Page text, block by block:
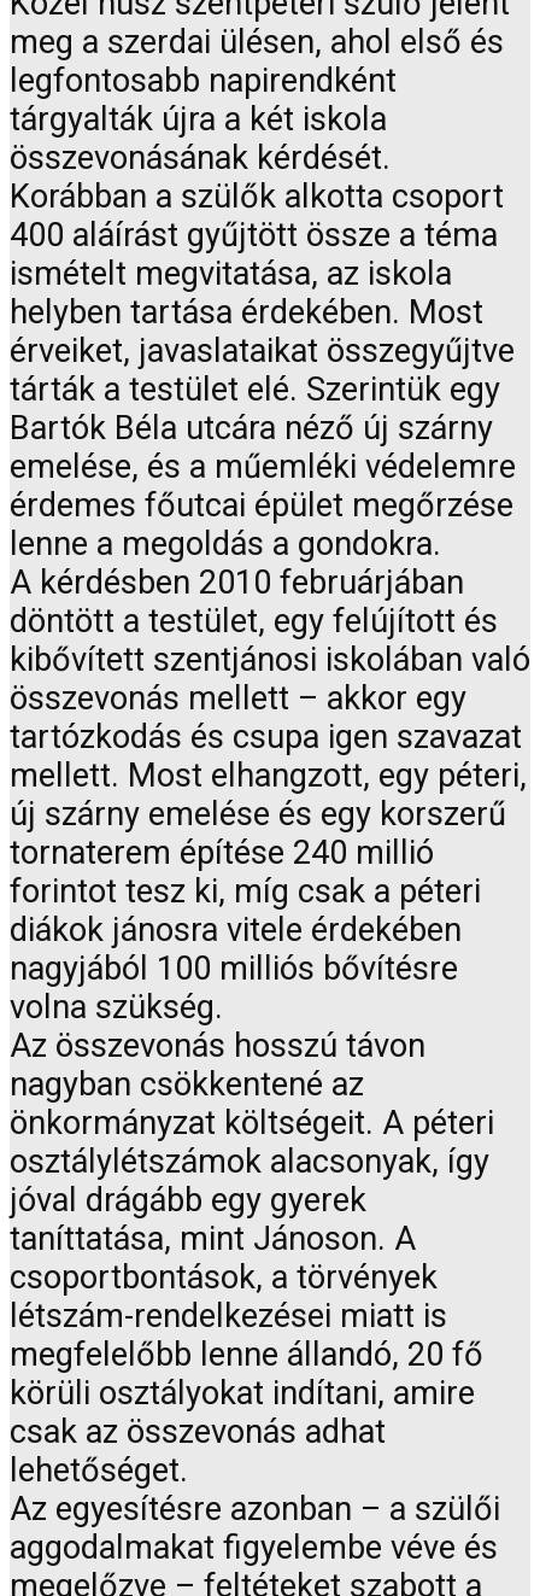
meg a szerdai ülésen, ahol első és
legfontosabb napirendként
tárgyalták újra a két iskola
összevonásának kérdését.
Korábban a szülők alkotta csoport
400 aláírást gyűjtött össze a téma
ismételt megvitatása, az iskola
helyben tartása érdekében. Most
érveiket, javaslataikat összegyűjtve
tárták a testület elé. Szerintük egy
Bartók Béla utcára néző új szárny
emelése, és a műemléki védelemre
érdemes főutcai épület megőrzése
lenne a megoldás a gondokra.
A kérdésben 2010 februárjában
döntött a testület, egy felújított és
kibővített szentjánosi iskolában való
összevonás mellett – akkor egy
tartózkodás és csupa igen szavazat
mellett. Most elhangzott, egy péteri,
új szárny emelése és egy korszerű
tornaterem építése 240 millió
forintot tesz ki, míg csak a péteri
diákok jánosra vitele érdekében
nagyjából 100 milliós bővítésre
volna szükség.
Az összevonás hosszú távon
nagyban csökkentené az
önkormányzat költségeit. A péteri
osztálylétszámok alacsonyak, így
jóval drágább egy gyerek
taníttatása, mint Jánoson. A
csoportbontások, a törvények
létszám-rendelkezései miatt is
megfelelőbb lenne állandó, 20 fő
körüli osztályokat indítani, amire
csak az összevonás adhat
lehetőséget.
Az egyesítésre azonban – a szülői
aggodalmakat figyelembe véve és
megelőzve – feltéteket szabott a